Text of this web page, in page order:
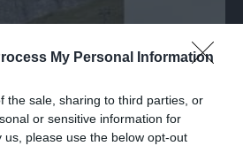
My Personal Information
the sale, sharing to third parties, or
or sensitive information for
please use the below opt-out